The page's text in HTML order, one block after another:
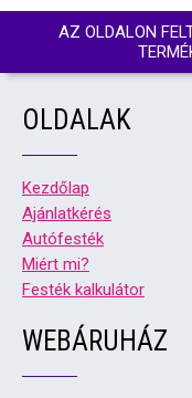
AZ OLDALON
OLDALAK
Kezdőlap
Ajánlatkérés
Autófesték
Miért mi?
Festék kalkulátor
WEBÁRUHÁZ